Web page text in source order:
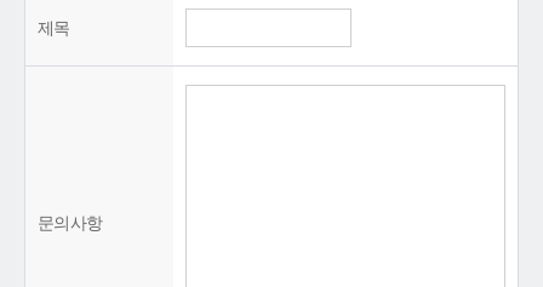
제목
문의사항